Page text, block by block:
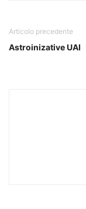
Articolo precedente
Astroinizative UAI